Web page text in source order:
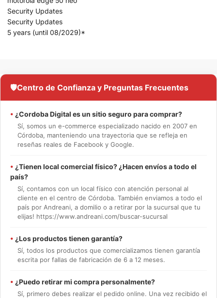
Security Updates
Security Updates
5 years (until 08/2029)*
🛡️Centro de Confianza y Preguntas Frecuentes
• ¿Cordoba Digital es un sitio seguro para comprar?
Sí, somos un e-commerce especializado nacido en 2007 en
Córdoba, manteniendo una trayectoria que se refleja en
reseñas reales de Facebook y Google.
• ¿Tienen local comercial físico? ¿Hacen envíos a todo el
país?
Sí, contamos con un local físico con atención personal al
cliente en el centro de Córdoba. También enviamos a todo el
país por Andreani, a domilio o a retirar por la sucursal que tu
elijas! https://www.andreani.com/buscar-sucursal
• ¿Los productos tienen garantía?
Sí, todos los productos que comercializamos tienen garantía
escrita por fallas de fabricación de 6 a 12 meses.
• ¿Puedo retirar mi compra personalmente?
Sí, primero debes realizar el pedido online. Una vez recibido el